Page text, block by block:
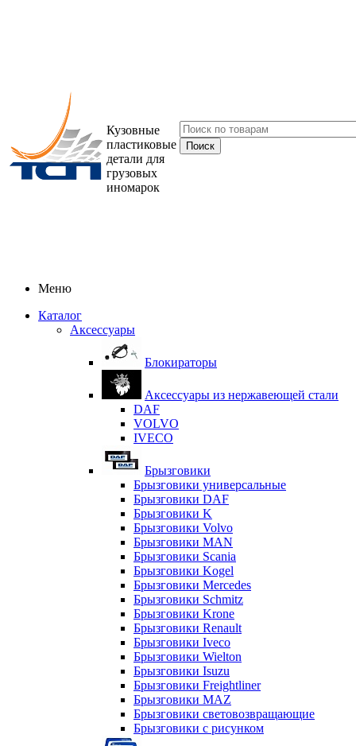
Кузовные
пластиковые
детали для
грузовых
иномарок
Меню
Каталог
Аксессуары
Блокираторы
Аксессуары из нержавеющей стали
DAF
VOLVO
IVECO
Брызговики
Брызговики универсальные
Брызговики DAF
Брызговики K
Брызговики Volvo
Брызговики MAN
Брызговики Scania
Брызговики Kogel
Брызговики Mercedes
Брызговики Schmitz
Брызговики Krone
Брызговики Renault
Брызговики Iveco
Брызговики Wielton
Брызговики Isuzu
Брызговики Freightliner
Брызговики MAZ
Брызговики световозвращающие
Брызговики с рисунком